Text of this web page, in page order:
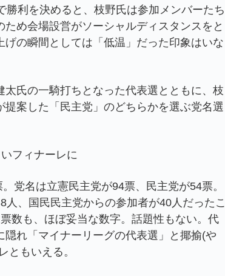
利を決めると、枝野氏は参加メンバーたち
め会場設営がソーシャルディスタンスをと
の瞬間としては「低温」だった印象はいな
氏の一騎打ちとなった代表選とともに、枝
案した「民主党」のどちらかを選ぶ党名選
フィナーレに
名は立憲民主党が94票、民主党が54票。
、国民民主党からの参加者が40人だったこ
数も、ほぼ妥当な数字。話題性もない。代
れ「マイナーリーグの代表選」と揶揄(や
ともいえる。